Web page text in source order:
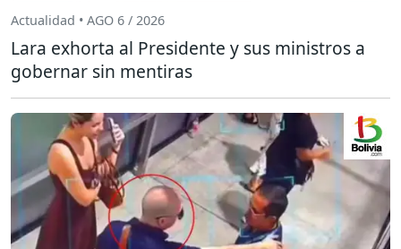
Actualidad • AGO 6 / 2026
Lara exhorta al Presidente y sus ministros a
gobernar sin mentiras